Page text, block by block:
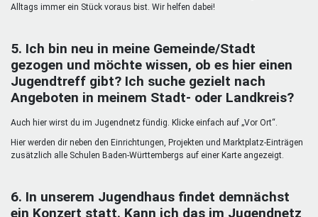
Alltags immer ein Stück voraus bist. Wir helfen dabei!
5. Ich bin neu in meine Gemeinde/Stadt
gezogen und möchte wissen, ob es hier einen
Jugendtreff gibt? Ich suche gezielt nach
Angeboten in meinem Stadt- oder Landkreis?
Auch hier wirst du im Jugendnetz fündig. Klicke einfach auf „Vor Ort“.
Hier werden dir neben den Einrichtungen, Projekten und Marktplatz-Einträgen
zusätzlich alle Schulen Baden-Württembergs auf einer Karte angezeigt.
6. In unserem Jugendhaus findet demnächst
ein Konzert statt. Kann ich das im Jugendnetz